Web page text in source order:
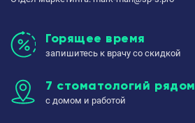
Горящее время
запишитесь к врачу со скидкой
7 стоматологий рядом
с домом и работой